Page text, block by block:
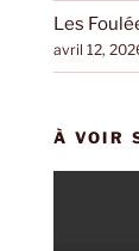
Les
avril 12,
À VOIR